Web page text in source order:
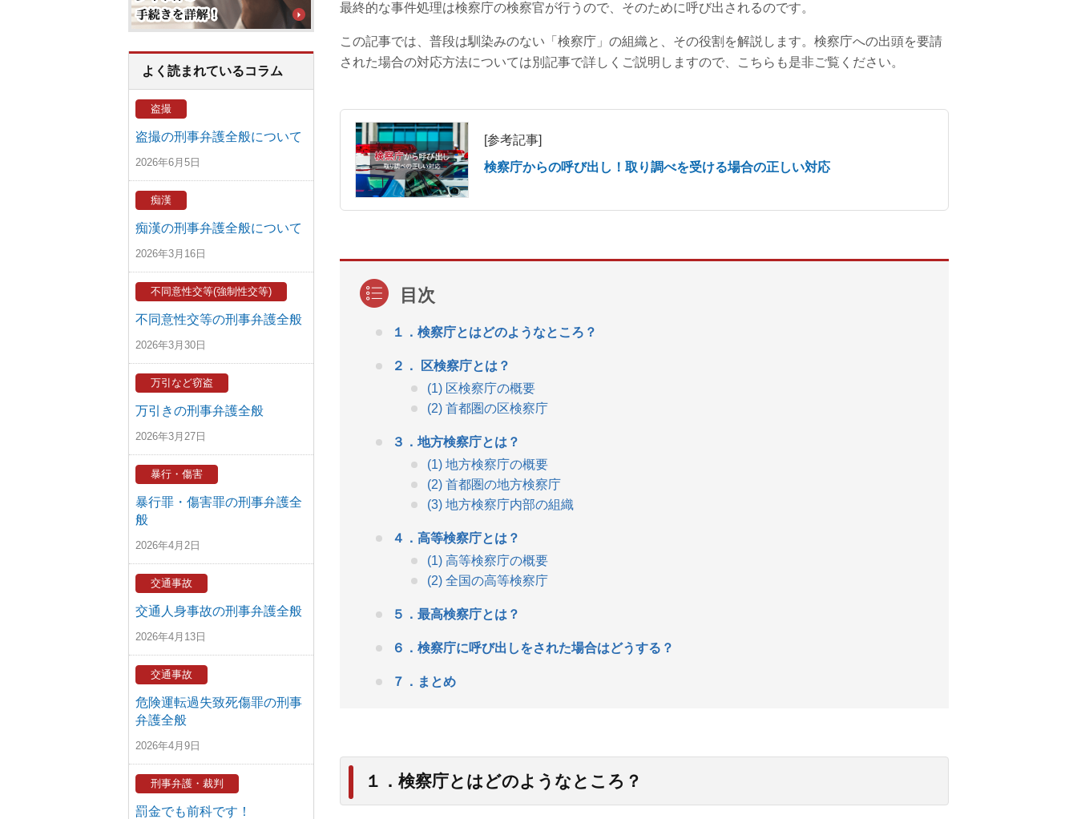
最終的な事件処理は検察庁の検察官が行うので、そのために呼び出されるのです。
この記事では、普段は馴染みのない「検察庁」の組織と、その役割を解説します。検察庁への出頭を要請
された場合の対応方法については別記事で詳しくご説明しますので、こちらも是非ご覧ください。
[参考記事]
検察庁からの呼び出し！取り調べを受ける場合の正しい対応
１．検察庁とはどのようなところ？
２． 区検察庁とは？
(1) 区検察庁の概要
(2) 首都圏の区検察庁
３．地方検察庁とは？
(1) 地方検察庁の概要
(2) 首都圏の地方検察庁
(3) 地方検察庁内部の組織
４．高等検察庁とは？
(1) 高等検察庁の概要
(2) 全国の高等検察庁
５．最高検察庁とは？
６．検察庁に呼び出しをされた場合はどうする？
７．まとめ
１．検察庁とはどのようなところ？
よく読まれているコラム
盗撮
盗撮の刑事弁護全般について
2026年6月5日
痴漢
痴漢の刑事弁護全般について
2026年3月16日
不同意性交等(強制性交等)
不同意性交等の刑事弁護全般
2026年3月30日
万引など窃盗
万引きの刑事弁護全般
2026年3月27日
暴行・傷害
暴行罪・傷害罪の刑事弁護全
般
2026年4月2日
交通事故
交通人身事故の刑事弁護全般
2026年4月13日
交通事故
危険運転過失致死傷罪の刑事
弁護全般
2026年4月9日
刑事弁護・裁判
罰金でも前科です！